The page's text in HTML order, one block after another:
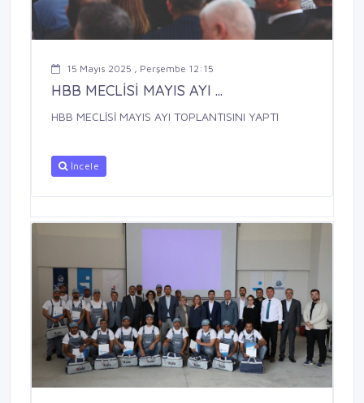
15 Mayıs 2025 , Perşembe 12:15
HBB MECLİSİ MAYIS AYI ...
HBB MECLİSİ MAYIS AYI TOPLANTISINI YAPTI
İncele